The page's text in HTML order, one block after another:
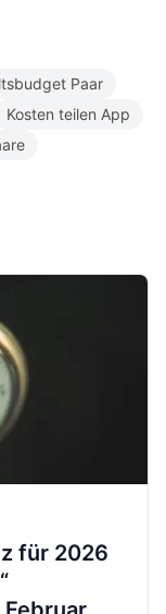
Paar
Kosten teilen App
für 2026